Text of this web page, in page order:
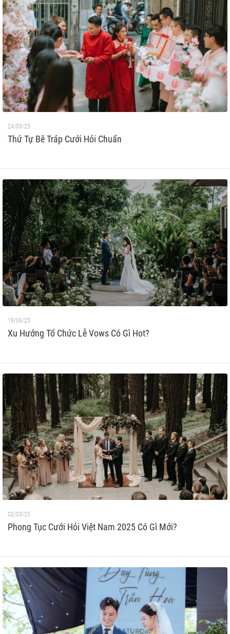
24/09/25
Thứ Tự Bê Tráp Cưới Hỏi Chuẩn
19/06/25
Xu Hướng Tổ Chức Lễ Vows Có Gì Hot?
02/03/25
Phong Tục Cưới Hỏi Việt Nam 2025 Có Gì Mới?